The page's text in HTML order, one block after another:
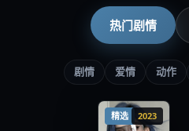
热门剧情
剧情 爱情 动作
精选 2023